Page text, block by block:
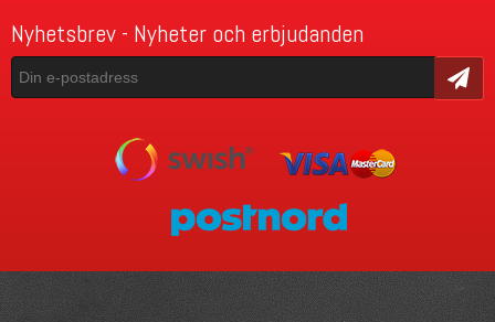
Nyhetsbrev - Nyheter och erbjudanden
Skicka